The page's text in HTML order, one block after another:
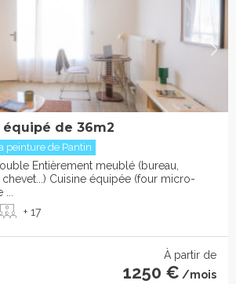
de 36m2
peinture de Pantin
Entièrement meublé (bureau,
Cuisine équipée (four micro-
...
+ 17
À partir de
1250 € /mois